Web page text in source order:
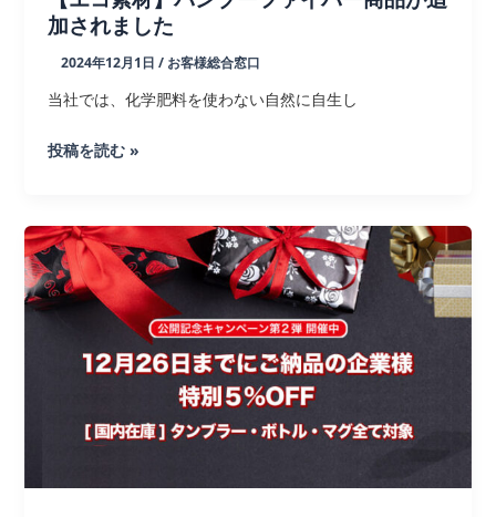
と
イ
メ
ー
加されました
2024年12月1日 / お客様総合窓口
当社では、化学肥料を使わない自然に自生し
【エ
材】
バ
ン
ブ
投稿を読む »